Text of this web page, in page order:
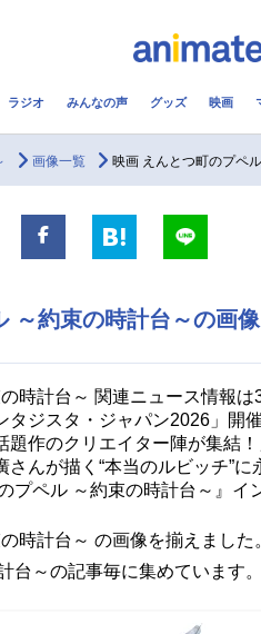
実写化映画一覧
男性声優/女性声優一覧
ラジオ みんなの声 グッズ 映画
画像一覧 映画 えんとつ町のプペ
～約束の時計台～の画
時計台～ 関連ニュース情報は
タジスタ・ジャパン2026」
作のクリエイター陣が集結
んが描く“本当のルビッチ”に
プペル ～約束の時計台～』イ
時計台～ の画像を揃えまし
台～の記事毎に集めています。